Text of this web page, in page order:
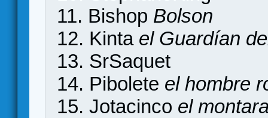
11. Bishop Bolson
12. Kinta el Guardían
13. SrSaquet
14. Pibolete el hombre
15. Jotacinco el